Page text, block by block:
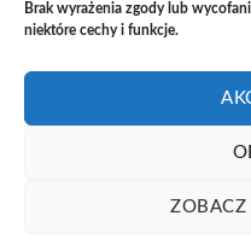
Brak wyrażenia zgody lub
niektóre cechy i funkcje.
ZOBACZ
Kontakt
Copyright 2026 ©